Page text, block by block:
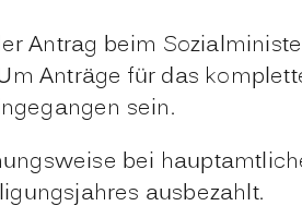
Antrag beim
Anträge für das
sein.
bei
ausbezahlt.